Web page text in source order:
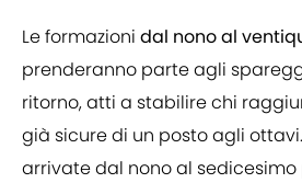
Le formazioni dal nono al
prenderanno parte agli
ritorno, atti a stabilire chi
già sicure di un posto agli
arrivate dal nono al sedicesimo